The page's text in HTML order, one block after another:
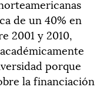
de un 40% en
2001 y 2010,
porque
la financiación